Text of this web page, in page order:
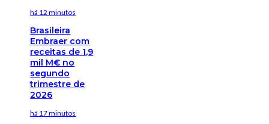
há 12 minutos
Brasileira
Embraer com
receitas de 1,9
mil M€ no
segundo
trimestre de
2026
há 17 minutos